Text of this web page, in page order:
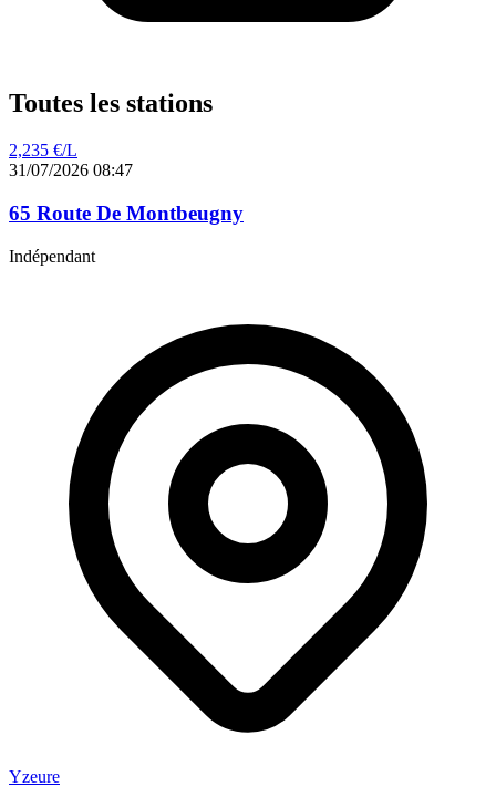
Toutes les stations
2,235 €/L
31/07/2026 08:47
65 Route De Montbeugny
Indépendant
Yzeure